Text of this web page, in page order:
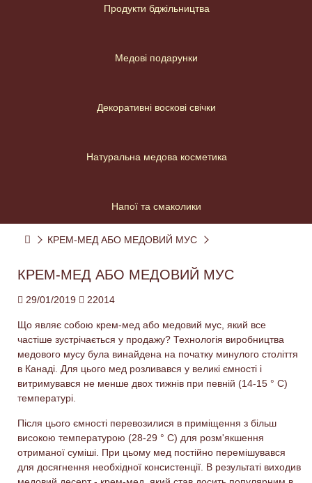
Продукти бджільництва
Медові подарунки
Декоративні воскові свічки
Натуральна медова косметика
Напої та смаколики
КРЕМ-МЕД АБО МЕДОВИЙ МУС
КРЕМ-МЕД АБО МЕДОВИЙ МУС
29/01/2019 22014
Що являє собою крем-мед або медовий мус, який все
частіше зустрічається у продажу? Технологія виробництва
медового мусу була винайдена на початку минулого століття
в Канаді. Для цього мед розливався у великі ємності і
витримувався не менше двох тижнів при певній (14-15 ° С)
температурі.
Після цього ємності перевозилися в приміщення з більш
високою температурою (28-29 ° С) для розм'якшення
отриманої суміші. При цьому мед постійно перемішувався
для досягнення необхідної консистенції. В результаті виходив